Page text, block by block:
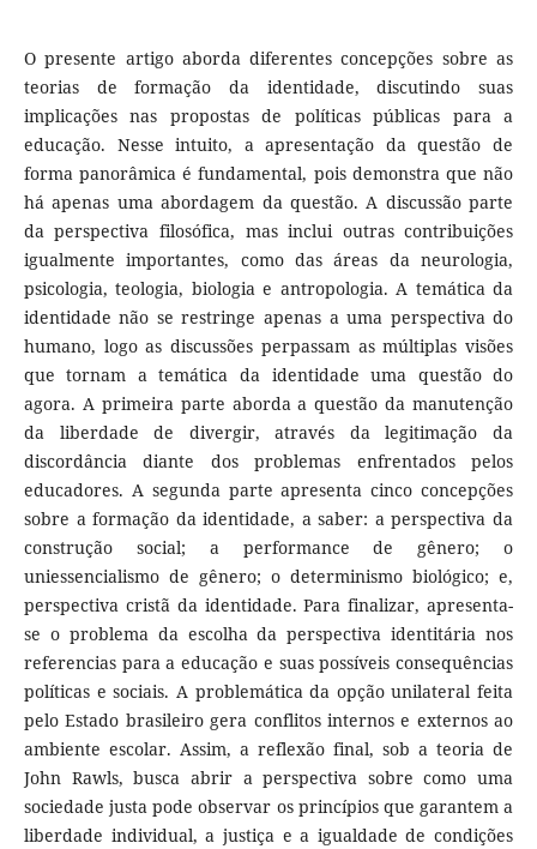
O presente artigo aborda diferentes concepções sobre as
teorias de formação da identidade, discutindo suas
implicações nas propostas de políticas públicas para a
educação. Nesse intuito, a apresentação da questão de
forma panorâmica é fundamental, pois demonstra que não
há apenas uma abordagem da questão. A discussão parte
da perspectiva filosófica, mas inclui outras contribuições
igualmente importantes, como das áreas da neurologia,
psicologia, teologia, biologia e antropologia. A temática da
identidade não se restringe apenas a uma perspectiva do
humano, logo as discussões perpassam as múltiplas visões
que tornam a temática da identidade uma questão do
agora. A primeira parte aborda a questão da manutenção
da liberdade de divergir, através da legitimação da
discordância diante dos problemas enfrentados pelos
educadores. A segunda parte apresenta cinco concepções
sobre a formação da identidade, a saber: a perspectiva da
construção social; a performance de gênero; o
uniessencialismo de gênero; o determinismo biológico; e,
perspectiva cristã da identidade. Para finalizar, apresenta-
se o problema da escolha da perspectiva identitária nos
referencias para a educação e suas possíveis consequências
políticas e sociais. A problemática da opção unilateral feita
pelo Estado brasileiro gera conflitos internos e externos ao
ambiente escolar. Assim, a reflexão final, sob a teoria de
John Rawls, busca abrir a perspectiva sobre como uma
sociedade justa pode observar os princípios que garantem a
liberdade individual, a justiça e a igualdade de condições